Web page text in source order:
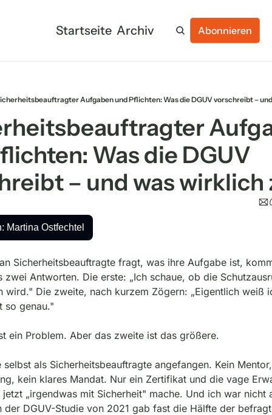
Startseite Archiv Abonnieren
Aufgaben und Pflichten: Was die DGUV vorschreibt –
Was die DGUV
– und was wirklich
Martina Ostfechtel
Sicherheitsbeauftragte fragt, was ihre Aufgabe ist,
zwei Antworten. Die erste: „Ich schaue, ob die
wird." Die zweite, nach kurzem Zögern: „Eigentlich weiß
so genau."
ein Problem. Aber das zweite ist das größere.
selbst als Sicherheitsbeauftragte angefangen. Kein
kein klares Mandat. Nur ein Zertifikat und die vage
„irgendwas mit Sicherheit" mache. Und ich war nicht
der DGUV-Studie von 2021 gab fast die Hälfte der